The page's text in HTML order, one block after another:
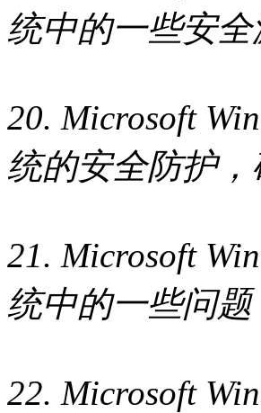
统中的一些安
20. Microsoft
统的安全防护
21. Microsoft
统中的一些问
22. Microsoft